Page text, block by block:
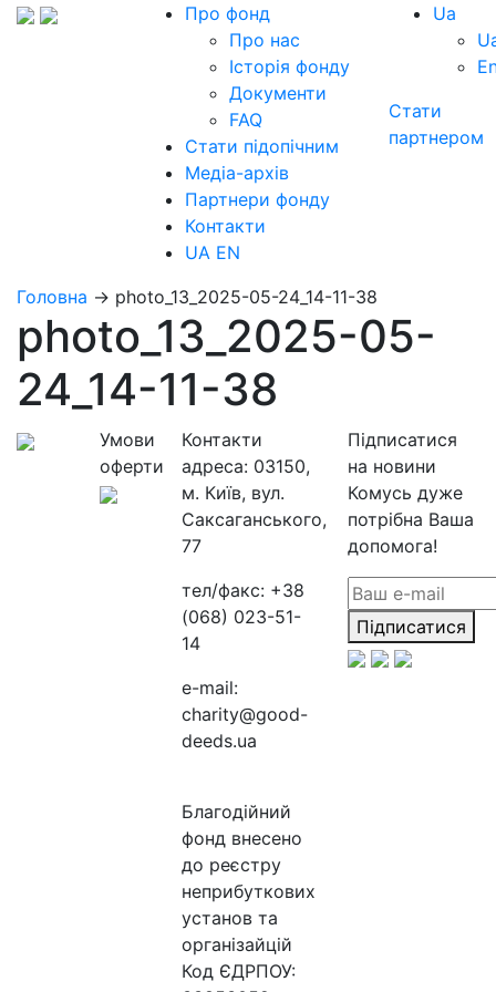
Про фонд
Про нас
Історія фонду
Документи
FAQ
Стати підопічним
Медіа-архів
Партнери фонду
Контакти
UA EN
Ua
Стати
партнером
Головна → photo_13_2025-05-24_14-11-38
photo_13_2025-05-
24_14-11-38
Умови
оферти
Контакти
адреса: 03150,
м. Київ, вул.
Саксаганського,
77
тел/факс: +38
(068) 023-51-
14
e-mail:
charity@good-
deeds.ua
Благодійний
фонд внесено
до реєстру
неприбуткових
установ та
організайцій
Код ЄДРПОУ:
Підписатися
на новини
Комусь дуже
потрібна Ваша
допомога!
Підписатися